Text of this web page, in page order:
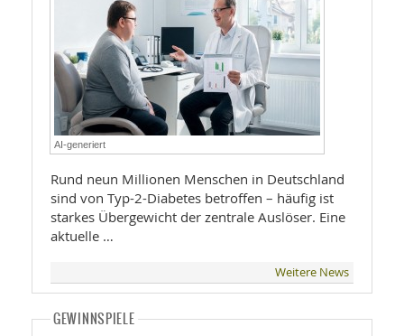
AI-generiert
Rund neun Millionen Menschen in Deutschland
sind von Typ-2-Diabetes betroffen – häufig ist
starkes Übergewicht der zentrale Auslöser. Eine
aktuelle …
Weitere News
GEWINNSPIELE